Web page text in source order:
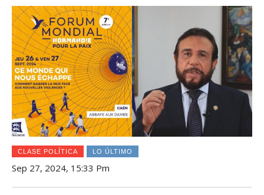
CLASE POLÍTICA LO ÚLTIMO
Sep 27, 2024, 15:33 Pm